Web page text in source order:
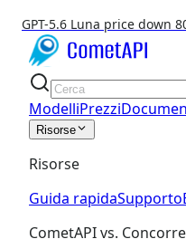
GPT-5.6 Luna price down
ModelliPrezzi
Risorse
Risorse
Guida rapidaSupporto
CometAPI vs.